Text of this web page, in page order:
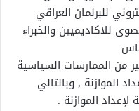
للبرلمان العراقي
للاكاديميين والخبراء
من الممارسات السياسية
الموازنة , وبالتالي
الموازنة .